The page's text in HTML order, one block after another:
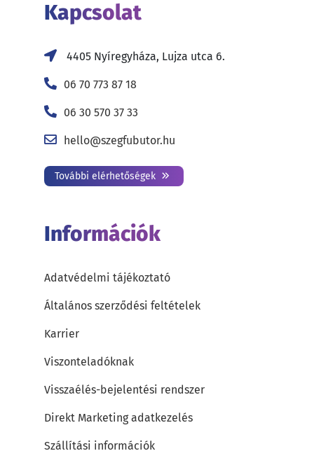
Kapcsolat
4405 Nyíregyháza, Lujza utca 6.
06 70 773 87 18
06 30 570 37 33
hello@szegfubutor.hu
További elérhetőségek
Információk
Adatvédelmi tájékoztató
Általános szerződési feltételek
Karrier
Viszonteladóknak
Visszaélés-bejelentési rendszer
Direkt Marketing adatkezelés
Szállítási információk